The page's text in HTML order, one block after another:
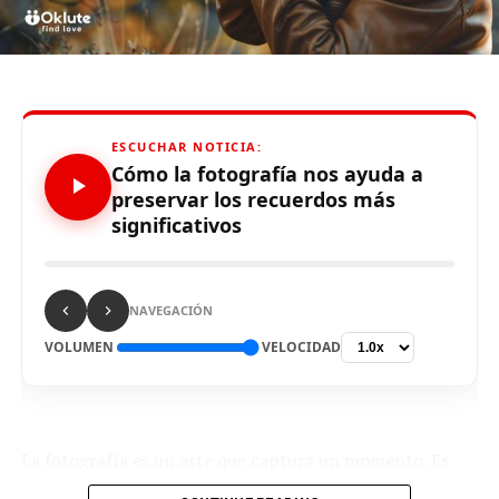
se debe?
Source link
Comparte esto:
ESCUCHAR NOTICIA:
Cómo la fotografía nos ayuda a
preservar los recuerdos más
significativos
NAVEGACIÓN
VOLUMEN VELOCIDAD
mucho más que tomar fotos bonitas. Nos ayuda a